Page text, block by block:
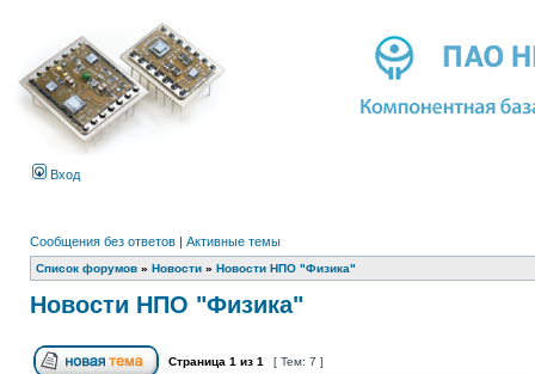
Вход
Сообщения без ответов | Активные темы
Список форумов » Новости » Новости НПО "Физика"
Новости НПО "Физика"
Страница 1 из 1 [ Тем: 7 ]